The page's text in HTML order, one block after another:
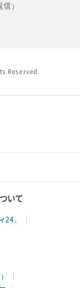
）
Reserved.
いて
24」